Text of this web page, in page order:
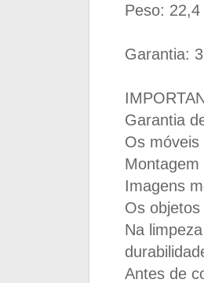
Peso: 22,4
Garantia:
Garantia
Os
Montagem
Imagens
Os
Na
Antes de